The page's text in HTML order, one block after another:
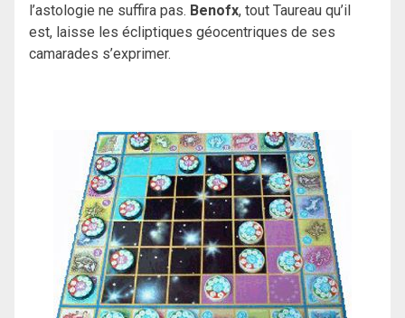
l’astologie ne suffira pas. Benofx, tout Taureau qu’il
est, laisse les écliptiques géocentriques de ses
camarades s’exprimer.